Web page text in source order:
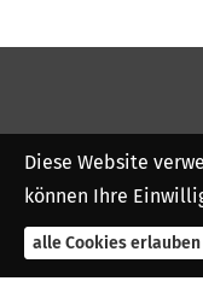
Diese Website
können Ihre
alle Cookies erlauben